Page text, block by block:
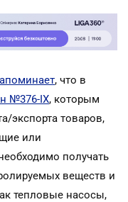
, что в
№376-IX, которым
экспорта товаров,
или
получать
веществ и
тепловые насосы,